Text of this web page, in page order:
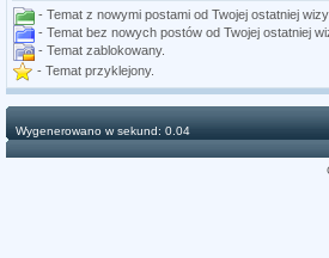
- Temat z nowymi postami od Twojej ostatniej
- Temat bez nowych postów od Twojej ostatniej
- Temat zablokowany.
- Temat przyklejony.
Wygenerowano w sekund: 0.04